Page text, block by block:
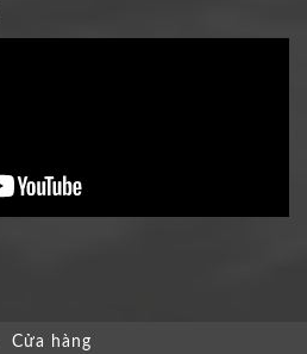
Cửa hàng